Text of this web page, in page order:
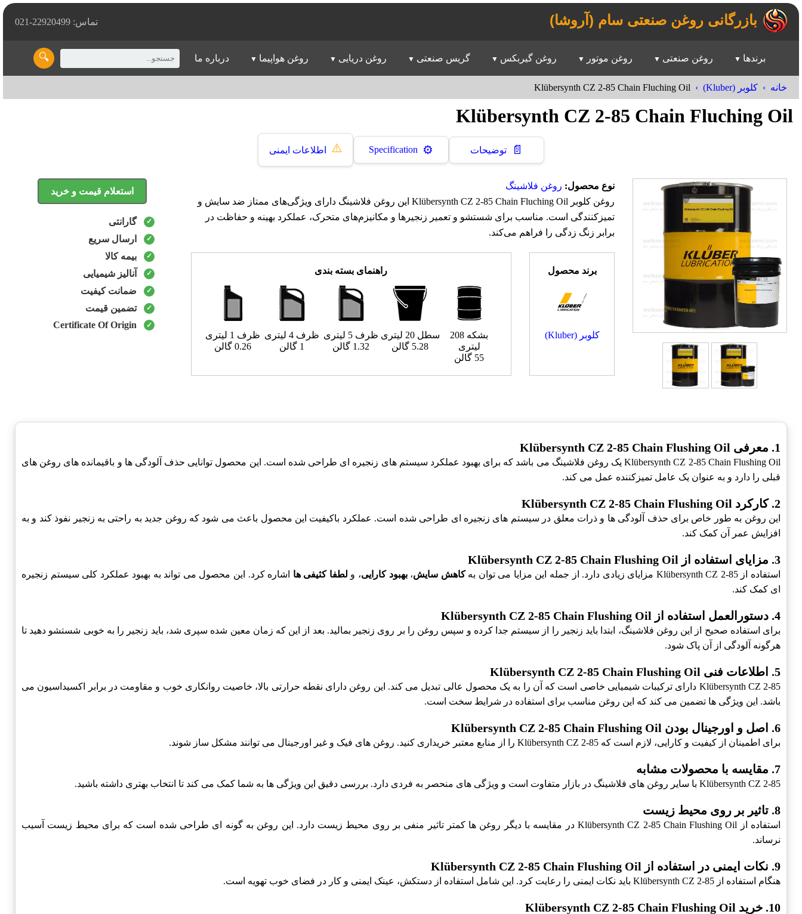
بازرگانی روغن صنعتی سام (آروشا) تماس: 22920499-021
🔍 برندها روغن صنعتی روغن موتور روغن گیربکس گریس صنعتی روغن دریایی روغن هواپیما درباره ما
خانه کلوبر (Kluber) Klübersynth CZ 2-85 Chain Fluching Oil
Klübersynth CZ 2-85 Chain Fluching Oil
📄 توضیحات ⚙️
Specification
⚠️ اطلاعات ایمنی
نوع محصول: روغن فلاشینگ
روغن کلوبر Klübersynth CZ 2-85 Chain Fluching Oil این روغن فلاشینگ دارای ویژگی‌های ممتاز ضد سایش و
تمیزکنندگی است. مناسب برای شستشو و تعمیر زنجیرها و مکانیزم‌های متحرک، عملکرد بهینه و حفاظت در
برابر زنگ زدگی را فراهم می‌کند.
برند محصول
کلوبر (Kluber)
راهنمای بسته بندی
بشکه 208
لیتری
55 گالن
سطل 20 لیتری
5.28 گالن
ظرف 5 لیتری
1.32 گالن
ظرف 4 لیتری
1 گالن
ظرف 1 لیتری
0.26 گالن
استعلام قیمت و خرید
گارانتی
ارسال سریع
بیمه کالا
آنالیز شیمیایی
ضمانت کیفیت
تضمین قیمت
Certificate Of Origin
1. معرفی Klübersynth CZ 2-85 Chain Flushing Oil
Klübersynth CZ 2-85 Chain Flushing Oil یک روغن فلاشینگ می باشد که برای بهبود عملکرد سیستم های زنجیره ای طراحی شده است. این محصول توانایی حذف آلودگی ها و باقیمانده های روغن های
قبلی را دارد و به عنوان یک عامل تمیزکننده عمل می کند.
2. کارکرد Klübersynth CZ 2-85 Chain Flushing Oil
این روغن به طور خاص برای حذف آلودگی ها و ذرات معلق در سیستم های زنجیره ای طراحی شده است. عملکرد باکیفیت این محصول باعث می شود که روغن جدید به راحتی به زنجیر نفوذ کند و به
افزایش عمر آن کمک کند.
3. مزایای استفاده از Klübersynth CZ 2-85 Chain Flushing Oil
استفاده از Klübersynth CZ 2-85 مزایای زیادی دارد. از جمله این مزایا می توان به کاهش سایش،بهبود کارایی، و لطفا کثیفی ها اشاره کرد. این محصول می تواند به بهبود عملکرد کلی سیستم زنجیره
ای کمک کند.
4. دستورالعمل استفاده از Klübersynth CZ 2-85 Chain Flushing Oil
برای استفاده صحیح از این روغن فلاشینگ، ابتدا باید زنجیر را از سیستم جدا کرده و سپس روغن را بر روی زنجیر بمالید. بعد از این که زمان معین شده سپری شد، باید زنجیر را به خوبی شستشو دهید تا
هرگونه آلودگی از آن پاک شود.
5. اطلاعات فنی Klübersynth CZ 2-85 Chain Flushing Oil
Klübersynth CZ 2-85 دارای ترکیبات شیمیایی خاصی است که آن را به یک محصول عالی تبدیل می کند. این روغن دارای نقطه حرارتی بالا، خاصیت روانکاری خوب و مقاومت در برابر اکسیداسیون می
باشد. این ویژگی ها تضمین می کند که این روغن مناسب برای استفاده در شرایط سخت است.
6. اصل و اورجینال بودن Klübersynth CZ 2-85 Chain Flushing Oil
برای اطمینان از کیفیت و کارایی، لازم است که Klübersynth CZ 2-85 را از منابع معتبر خریداری کنید. روغن های فیک و غیر اورجینال می توانند مشکل ساز شوند.
7. مقایسه با محصولات مشابه
Klübersynth CZ 2-85 با سایر روغن های فلاشینگ در بازار متفاوت است و ویژگی های منحصر به فردی دارد. بررسی دقیق این ویژگی ها به شما کمک می کند تا انتخاب بهتری داشته باشید.
8. تاثیر بر روی محیط زیست
استفاده از Klübersynth CZ 2-85 Chain Flushing Oil در مقایسه با دیگر روغن ها کمتر تاثیر منفی بر روی محیط زیست دارد. این روغن به گونه ای طراحی شده است که برای محیط زیست آسیب
نرساند.
9. نکات ایمنی در استفاده از Klübersynth CZ 2-85 Chain Flushing Oil
هنگام استفاده از Klübersynth CZ 2-85 باید نکات ایمنی را رعایت کرد. این شامل استفاده از دستکش، عینک ایمنی و کار در فضای خوب تهویه است.
10. خرید Klübersynth CZ 2-85 Chain Flushing Oil